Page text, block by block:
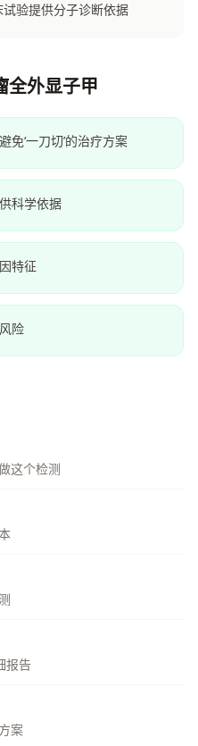
验提供分子诊断依据
全外显子甲
免‘一刀切’的治疗方案
科学依据
特征
险
这个检测
报告
案